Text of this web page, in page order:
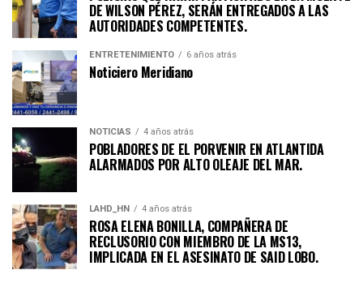
DE WILSON PÉREZ, SERÁN ENTREGADOS A LAS
AUTORIDADES COMPETENTES.
ENTRETENIMIENTO 6 años atrás
Noticiero Meridiano
NOTICIAS 4 años atrás
POBLADORES DE EL PORVENIR EN ATLANTIDA
ALARMADOS POR ALTO OLEAJE DEL MAR.
LAHD_HN 4 años atrás
ROSA ELENA BONILLA, COMPAÑERA DE
RECLUSORIO CON MIEMBRO DE LA MS13,
IMPLICADA EN EL ASESINATO DE SAID LOBO.